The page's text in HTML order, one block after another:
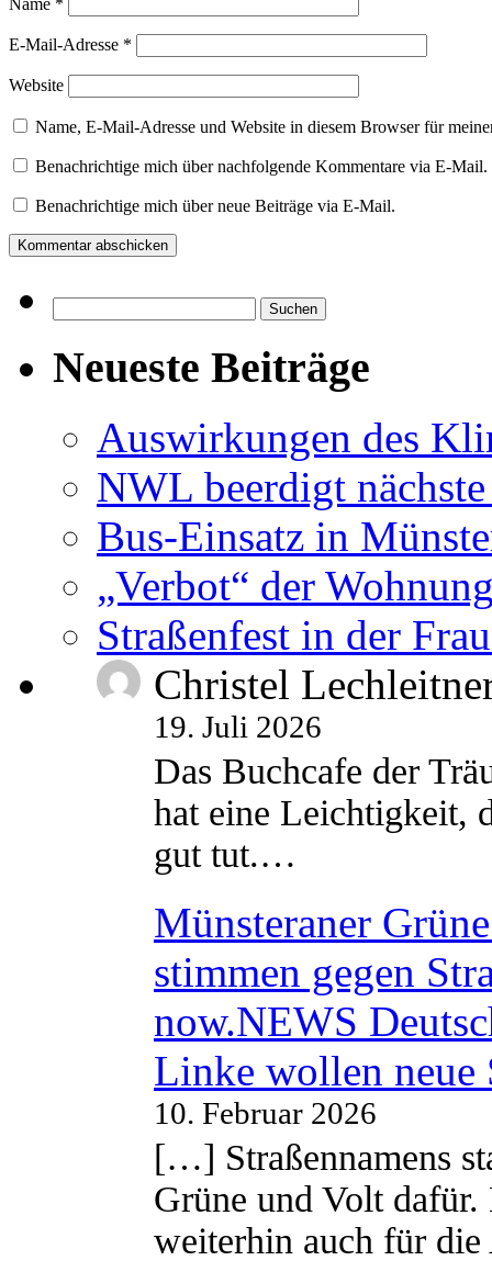
Name *
E-Mail-Adresse *
Website
Name, E-Mail-Adresse und Website in diesem Browser für
Benachrichtige mich über nachfolgende Kommentare via E-Mail.
Benachrichtige mich über neue Beiträge via E-Mail.
nach:
Neueste Beiträge
Auswirkungen des
NWL beerdigt
Bus-Einsatz in
„Verbot“ der
Straßenfest in der
Christel
19. Juli 2026
Das Buchcafe der
hat eine Leichtigkeit,
gut tut.…
Münsteraner
stimmen gegen
now.NEWS
Linke wollen neue
10. Februar 2026
[…] Straßennamens
Grüne und Volt
weiterhin auch für